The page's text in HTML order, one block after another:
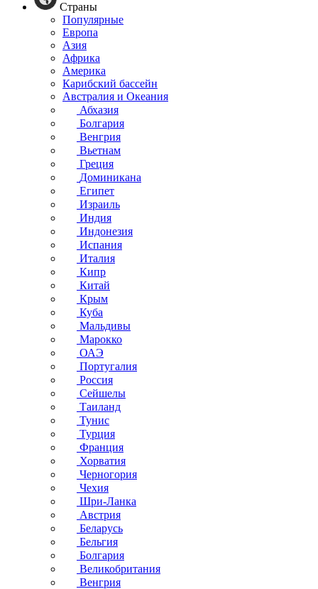
Страны
Популярные
Европа
Азия
Африка
Америка
Карибский бассейн
Австралия и Океания
Абхазия
Болгария
Венгрия
Вьетнам
Греция
Доминикана
Египет
Израиль
Индия
Индонезия
Испания
Италия
Кипр
Китай
Крым
Куба
Мальдивы
Марокко
ОАЭ
Португалия
Россия
Сейшелы
Таиланд
Тунис
Турция
Франция
Хорватия
Черногория
Чехия
Шри-Ланка
Австрия
Беларусь
Бельгия
Болгария
Великобритания
Венгрия